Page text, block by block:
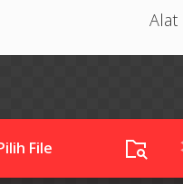
Alat
File